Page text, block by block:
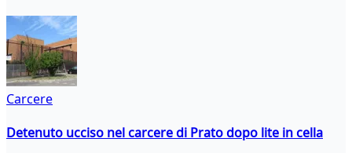
Carcere
Detenuto ucciso nel carcere di Prato dopo lite in cella